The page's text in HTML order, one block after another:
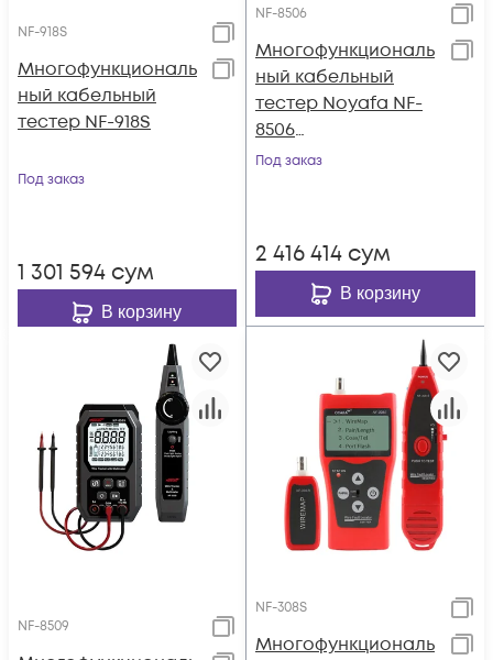
NF-918S
Многофункциональ
ный кабельный
тестер NF-918S
Под заказ
1 301 594 сум
В корзину
NF-8506
Многофункциональ
ный кабельный
тестер Noyafa NF-
8506
(Русифицированно
Под заказ
2 416 414 сум
В корзину
NF-8509
NF-308S
Многофункциональ